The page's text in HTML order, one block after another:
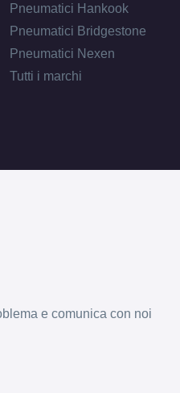
Pneumatici Hankook
Pneumatici Bridgestone
Pneumatici Nexen
Tutti i marchi
e comunica con noi